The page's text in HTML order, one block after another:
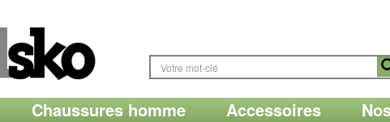
Chaussures homme Accessoires